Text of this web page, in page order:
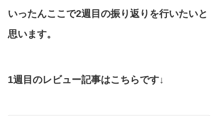
いったんここで2週目の振り返りを行いたいと
思います。
1週目のレビュー記事はこちらです↓